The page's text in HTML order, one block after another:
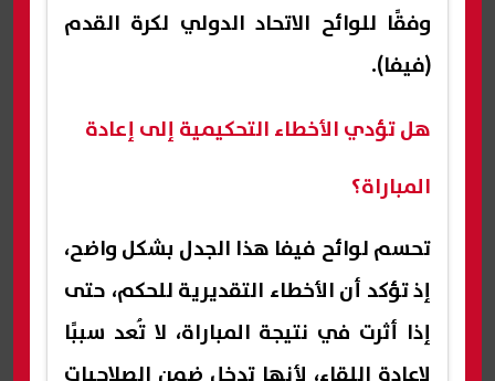
وفقًا للوائح الاتحاد الدولي لكرة القدم
(فيفا).
هل تؤدي الأخطاء التحكيمية إلى إعادة
المباراة؟
تحسم لوائح فيفا هذا الجدل بشكل واضح،
إذ تؤكد أن الأخطاء التقديرية للحكم، حتى
إذا أثرت في نتيجة المباراة، لا تُعد سببًا